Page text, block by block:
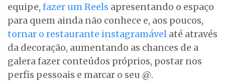
equipe, fazer um Reels apresentando o espaço
para quem ainda não conhece e, aos poucos,
tornar o restaurante instagramável até através
da decoração, aumentando as chances de a
galera fazer conteúdos próprios, postar nos
perfis pessoais e marcar o seu @.